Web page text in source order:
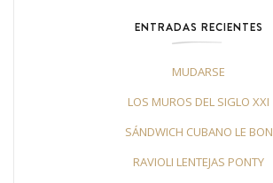
ENTRADAS RECIENTES
MUDARSE
LOS MUROS DEL SIGLO XXI
SÁNDWICH CUBANO LE BON
RAVIOLI LENTEJAS PONTY